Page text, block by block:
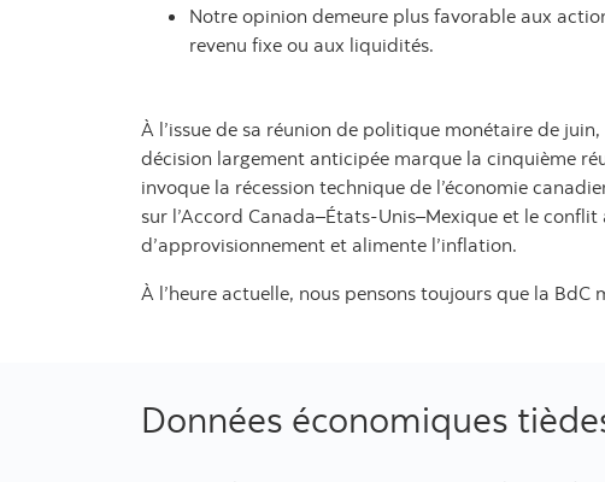
Notre opinion demeure plus favorable aux
revenu fixe ou aux liquidités.
À l’issue de sa réunion de politique monétaire de
décision largement anticipée marque la cinquième
invoque la récession technique de l’économie
sur l’Accord Canada–États-Unis–Mexique et le
d’approvisionnement et alimente l’inflation.
À l’heure actuelle, nous pensons toujours que la
Données économiques